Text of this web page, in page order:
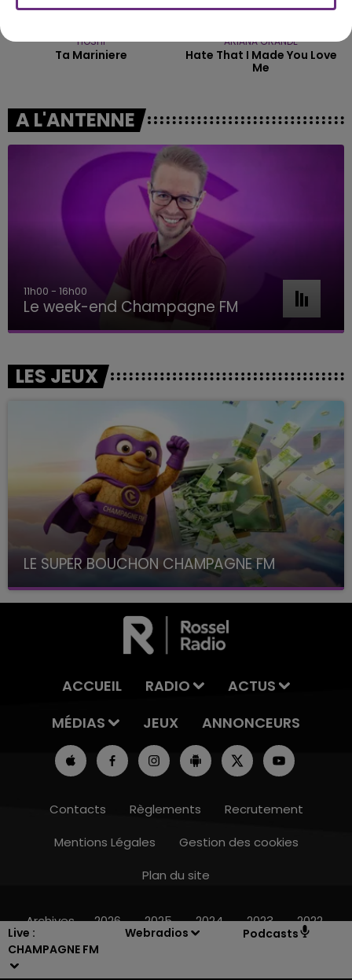
Live :
CHAMPAGNE FM
Webradios Podcasts
HOSHI
Ta Mariniere
ARIANA GRANDE
Hate That I Made You Love
Me
A L'ANTENNE
11h00 - 16h00
Le week-end Champagne FM
LES JEUX
LE SUPER BOUCHON CHAMPAGNE FM
avec La Famille Champagne FM, à 8H10
ACCUEIL RADIO
ACTUS
MÉDIAS
JEUX ANNONCEURS
Contacts Règlements
Recrutement
Mentions Légales
Gestion des cookies
Plan du site
Archives 2026 2025 2024 2023 2022